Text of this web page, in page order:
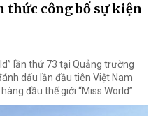
thức công bố sự kiện
lần thứ 73 tại Quảng trường
dấu lần đầu tiên Việt Nam
đầu thế giới “Miss World”.